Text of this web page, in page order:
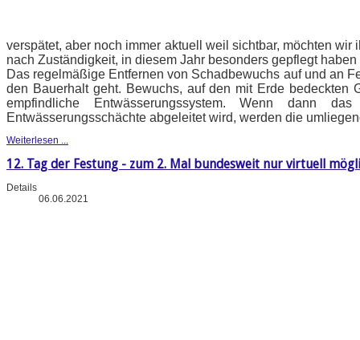
verspätet, aber noch immer aktuell weil sichtbar, möchten
nach Zuständigkeit, in diesem Jahr besonders gepflegt
Das regelmäßige Entfernen von Schadbewuchs auf und an
den Bauerhalt geht. Bewuchs, auf den mit Erde bedeckten
empfindliche Entwässerungssystem. Wenn dann
Entwässerungsschächte abgeleitet wird, werden die
Weiterlesen ...
12. Tag der Festung - zum 2. Mal bundesweit nur virtuell
Details
06.06.2021